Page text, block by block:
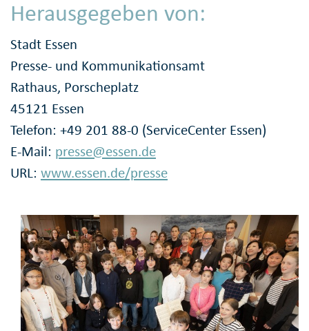
Herausgegeben von:
Stadt Essen
Presse- und Kommunikationsamt
Rathaus, Porscheplatz
45121 Essen
Telefon: +49 201 88-0 (ServiceCenter Essen)
E-Mail: presse@essen.de
URL: www.essen.de/presse